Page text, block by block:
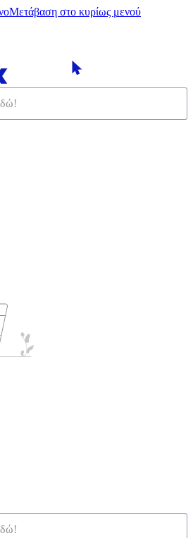
Μετάβαση στο κυρίως μενού